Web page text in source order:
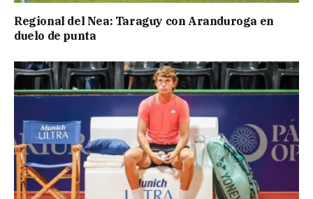
Regional del Nea: Taraguy con Aranduroga en
duelo de punta